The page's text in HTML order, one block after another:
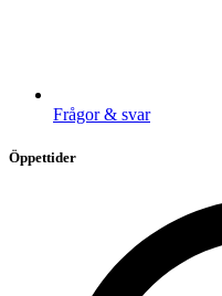
Frågor & svar
Öppettider